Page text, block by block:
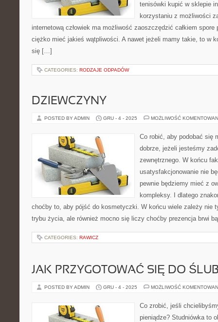
tenisówki kupić w sklepie
korzystaniu z możliwości
internetową człowiek ma możliwość zaoszczędzić całkiem
ciężko mieć jakieś wątpliwości. A nawet jeżeli mamy takie, to w
się […]
CATEGORIES: RODZAJE ODPADÓW
DZIEWCZYNY
POSTED BY ADMIN GRU - 4 - 2025 MOŻLIWOŚĆ
Co robić, aby podobać się
dobrze, jeżeli jesteśmy
zewnętrznego. W końcu
usatysfakcjonowanie nie
pewnie będziemy mieć z
kompleksy. I dlatego
choćby to, aby pójść do kosmetyczki. W końcu wiele zależy nie
trybu życia, ale również mocno się liczy choćby prezencja brwi
CATEGORIES: RAWICZ
JAK PRZYGOTOWAĆ SIĘ DO
POSTED BY ADMIN GRU - 4 - 2025 MOŻLIWOŚĆ
Co zrobić, jeśli
pieniądze? Studniówka to